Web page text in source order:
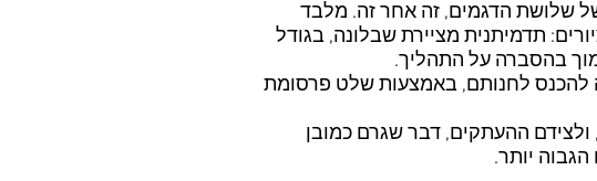
שלושת הדגמים, זה אחר זה. מלבד
תדמיתנית מציירת שבלונה, בגודל
בהסברה על התהליך.
להכנס לחנותם, באמצעות שלט פרסומת
ההעתקים, דבר שגרם כמובן
יותר.